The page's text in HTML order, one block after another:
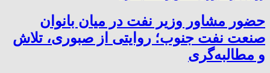
حضور مشاور وزیر نفت در میان بانوان
صنعت نفت جنوب؛ روایتی از صبوری، تلاش
و مطالبه‌گری